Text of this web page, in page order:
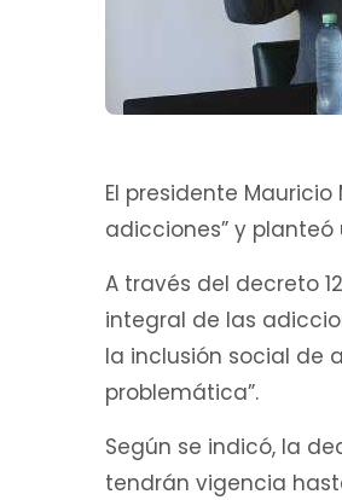
El presidente
adicciones” y
A través del decreto
integral de las
la inclusión social de
problemática”.
Según se indicó, la
tendrán vigencia